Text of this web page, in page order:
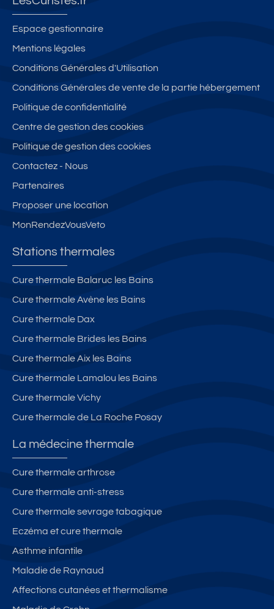
Espace gestionnaire
Mentions légales
Conditions Générales d'Utilisation
Conditions Générales de vente de la partie hébergement
Politique de confidentialité
Centre de gestion des cookies
Politique de gestion des cookies
Contactez - Nous
Partenaires
Proposer une location
MonRendezVousVeto
Stations thermales
Cure thermale Balaruc les Bains
Cure thermale Avène les Bains
Cure thermale Dax
Cure thermale Brides les Bains
Cure thermale Aix les Bains
Cure thermale Lamalou les Bains
Cure thermale Vichy
Cure thermale de La Roche Posay
La médecine thermale
Cure thermale arthrose
Cure thermale anti-stress
Cure thermale sevrage tabagique
Eczéma et cure thermale
Asthme infantile
Maladie de Raynaud
Affections cutanées et thermalisme